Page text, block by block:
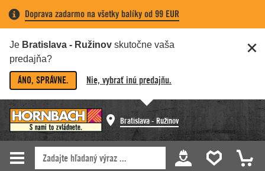
Doprava zadarmo na všetky balíky od 99 EUR
Je Bratislava - Ružinov skutočne vaša
predajňa?
ÁNO, SPRÁVNE. Nie, vybrať inú predajňu.
Bratislava - Ružinov